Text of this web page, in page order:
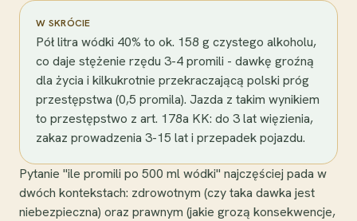
W SKRÓCIE
Pół litra wódki 40% to ok. 158 g czystego alkoholu,
co daje stężenie rzędu 3-4 promili - dawkę groźną
dla życia i kilkukrotnie przekraczającą polski próg
przestępstwa (0,5 promila). Jazda z takim wynikiem
to przestępstwo z art. 178a KK: do 3 lat więzienia,
zakaz prowadzenia 3-15 lat i przepadek pojazdu.
Pytanie "ile promili po 500 ml wódki" najczęściej pada w
dwóch kontekstach: zdrowotnym (czy taka dawka jest
niebezpieczna) oraz prawnym (jakie grozą konsekwencje,